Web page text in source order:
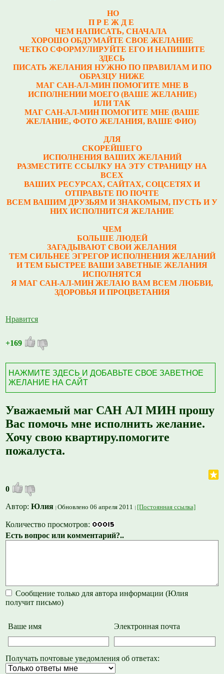
НО
П Р Е Ж Д Е
ЧЕМ НАПИСАТЬ, СНАЧАЛА
ХОРОШО ОБДУМАЙТЕ СВОЕ ЖЕЛАНИЕ
ЧЕТКО СФОРМУЛИРУЙТЕ ЕГО И НАПИШИТЕ
ЗДЕСЬ
ПИСАТЬ ЖЕЛАНИЯ НУЖНО ПО ПРАВИЛАМ И ПО
ОБРАЗЦУ НИЖЕ
МАГ САН-АЛ-МИН ПОМОГИТЕ МНЕ В
ИСПОЛНЕНИИ МОЕГО (ВАШЕ ЖЕЛАНИЕ)
ИЛИ ТАК
МАГ САН-АЛ-МИН ПОМОГИТЕ МНЕ (ВАШЕ
ЖЕЛАНИЕ, ФОТО ЖЕЛАНИЯ, ВАШЕ ФИО)
ДЛЯ
СКОРЕЙШЕГО
ИСПОЛНЕНИЯ ВАШИХ ЖЕЛАНИЙ
РАЗМЕСТИТЕ ССЫЛКУ НА ЭТУ СТРАНИЦУ НА
ВСЕХ
ВАШИХ РЕСУРСАХ, САЙТАХ, СОЦСЕТЯХ И
ОТПРАВЬТЕ ПО ПОЧТЕ
ВСЕМ ВАШИМ ДРУЗЬЯМ И ЗНАКОМЫМ, ПУСТЬ И У
НИХ ИСПОЛНИТСЯ ЖЕЛАНИЕ
ЧЕМ
БОЛЬШЕ ЛЮДЕЙ
ЗАГАДЫВАЮТ СВОИ ЖЕЛАНИЯ
ТЕМ СИЛЬНЕЕ ЭГРЕГОР ИСПОЛНЕНИЯ ЖЕЛАНИЙ
И ТЕМ БЫСТРЕЕ ВАШИ ЗАВЕТНЫЕ ЖЕЛАНИЯ
ИСПОЛНЯТСЯ
Я МАГ САН-АЛ-МИН ЖЕЛАЮ ВАМ ВСЕМ ЛЮБВИ,
ЗДОРОВЬЯ И ПРОЦВЕТАНИЯ
Нравится
+169
НАЖМИТЕ ЗДЕСЬ И ДОБАВЬТЕ СВОЕ ЗАВЕТНОЕ
ЖЕЛАНИЕ НА САЙТ
Уважаемый маг САН АЛ МИН прошу
Вас помочь мне исполнить желание.
Хочу свою квартиру.помогите
пожалуста.
0
Автор:Юлия Обновлено 06 апреля 2011 [Постоянная ссылка]
Количество просмотров:
Есть вопрос или комментарий?..
Сообщение только для автора информации (Юлия
получит письмо)
Ваше имя Электронная почта
Получать почтовые уведомления об ответах: